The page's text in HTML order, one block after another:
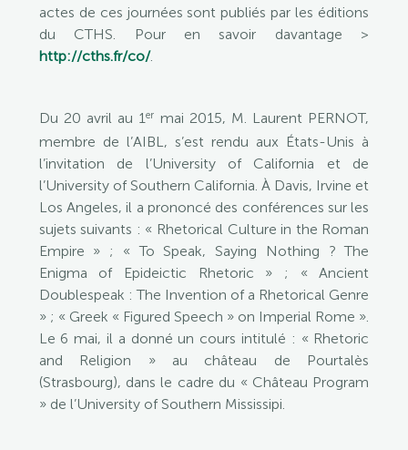
actes de ces journées sont publiés par les éditions
du CTHS. Pour en savoir davantage >
http://cths.fr/co/.
Du 20 avril au 1er mai 2015, M. Laurent PERNOT,
membre de l’AIBL, s’est rendu aux États-Unis à
l’invitation de l’University of California et de
l’University of Southern California. À Davis, Irvine et
Los Angeles, il a prononcé des conférences sur les
sujets suivants : « Rhetorical Culture in the Roman
Empire » ; « To Speak, Saying Nothing ? The
Enigma of Epideictic Rhetoric » ; « Ancient
Doublespeak : The Invention of a Rhetorical Genre
» ; « Greek « Figured Speech » on Imperial Rome ».
Le 6 mai, il a donné un cours intitulé : « Rhetoric
and Religion » au château de Pourtalès
(Strasbourg), dans le cadre du « Château Program
» de l’University of Southern Mississipi.